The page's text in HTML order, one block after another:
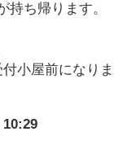
ち帰ります。
小屋前になりま
10:29